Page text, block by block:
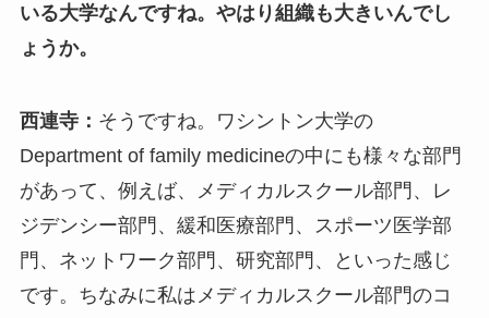
いる大学なんですね。やはり組織も大きいんでし
ょうか。
西連寺： そうですね。ワシントン大学の
Department of family medicineの中にも様々な部門
があって、例えば、メディカルスクール部門、レ
ジデンシー部門、緩和医療部門、スポーツ医学部
門、ネットワーク部門、研究部門、といった感じ
です。ちなみに私はメディカルスクール部門のコ